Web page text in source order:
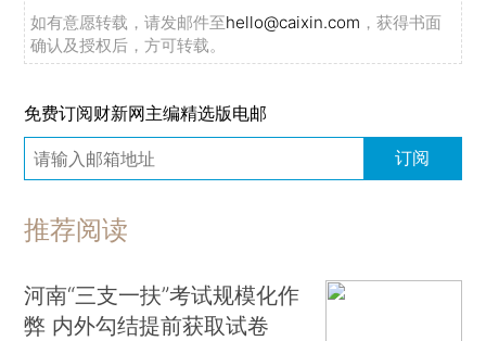
如有意愿转载，请发邮件至hello@caixin.com ，获得书面
确认及授权后，方可转载。
免费订阅财新网主编精选版电邮
订阅
推荐阅读
河南“三支一扶”考试规模化作
弊 内外勾结提前获取试卷